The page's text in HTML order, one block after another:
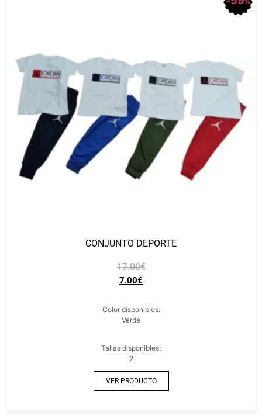
CONJUNTO DEPORTE
17.00€
7.00€
Color disponibles:
Verde
Tallas disponibles:
2
VER PRODUCTO